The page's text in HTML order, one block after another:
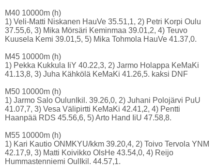
M40 10000m (h)
1) Veli-Matti Niskanen HauVe 35.51,1, 2) Petri Korpi Oulu
37.55,6, 3) Mika Mörsäri Keminmaa 39.01,2, 4) Teuvo
Kuusela Kemi 39.01,5, 5) Mika Tohmola HauVe 41.37,0.
M45 10000m (h)
1) Pekka Kukkula IiY 40.22,3, 2) Jarmo Holappa KeMaKi
41.13,8, 3) Juha Kähkölä KeMaKi 41.26,5. kaksi DNF
M50 10000m (h)
1) Jarmo Salo OulunIkil. 39.26,0, 2) Juhani Polojärvi PuU
41.07,7, 3) Vesa Välipirtti KeMaKi 42.41,2, 4) Pentti
Haanpää RDS 45.56,6, 5) Arto Hand IiU 47.58,8.
M55 10000m (h)
1) Kari Kautio ONMKYU/kkm 39.20,4, 2) Toivo Tervola YNM
42.17,9, 3) Matti Koivikko OlsHe 43.54,0, 4) Reijo
Hummastenniemi OulIkil. 44.57,1.